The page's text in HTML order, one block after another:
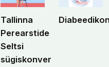
Tallinna
Perearstide
Seltsi
sügiskonverents